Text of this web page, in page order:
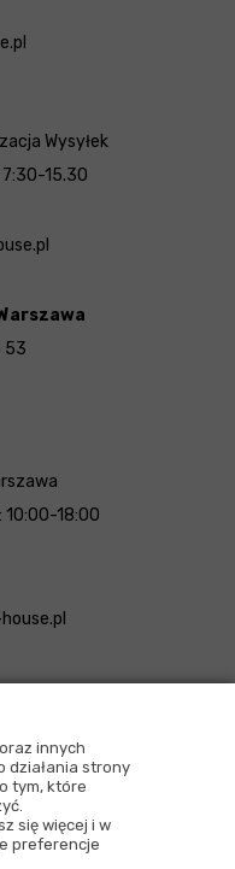
innych
działania strony
tym, które
się więcej i w
preferencje
Wysyłek
7:30-15.30
53
10:00-18:00